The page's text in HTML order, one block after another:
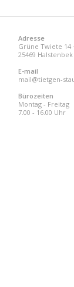
Adresse
Grüne Twiete 14
25469 Halstenbek
E-mail
mail@tietgen-
Bürozeiten
Montag - Freitag
7.00 - 16.00 Uhr